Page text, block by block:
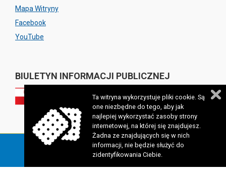
Mapa Witryny
Facebook
YouTube
BIULETYN INFORMACJI PUBLICZNEJ
Copyright 2023 © Miejski Ośrodek Pomocy Rodzinie w
Ta witryna wykorzystuje pliki cookie. Są
one niezbędne do tego, aby jak
najlepiej wykorzystać zasoby strony
internetowej, na której się znajdujesz.
Żadna ze znajdujących się w nich
informacji, nie będzie służyć do
zidentyfikowania Ciebie.